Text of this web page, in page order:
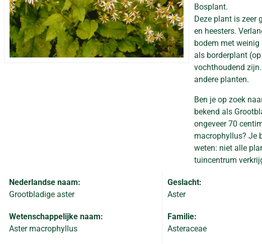
Bosplant.
Deze plant is zeer
en heesters.
bodem met
als borderplant
vochthoudend
andere planten.
Ben je op zoek
bekend als
ongeveer 70
macrophyllus? Je
weten: niet alle
tuincentrum
Nederlandse naam:
Grootbladige aster
Wetenschappelijke naam:
Aster macrophyllus
Geslacht:
Aster
Familie:
Asteraceae